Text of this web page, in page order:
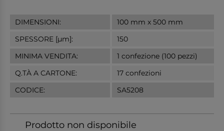
DIMENSIONI:
100 mm x 500 mm
SPESSORE [µm]:
150
MINIMA VENDITA:
1 confezione (100 pezzi)
Q.TÀ A CARTONE:
17 confezioni
CODICE:
SA5208
Prodotto non disponibile